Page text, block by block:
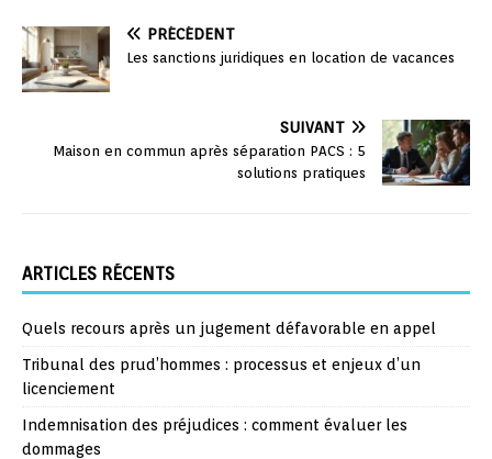
PRÉCÉDENT
Les sanctions juridiques en location de vacances
SUIVANT
Maison en commun après séparation PACS : 5
solutions pratiques
ARTICLES RÉCENTS
Quels recours après un jugement défavorable en appel
Tribunal des prud’hommes : processus et enjeux d’un
licenciement
Indemnisation des préjudices : comment évaluer les
dommages